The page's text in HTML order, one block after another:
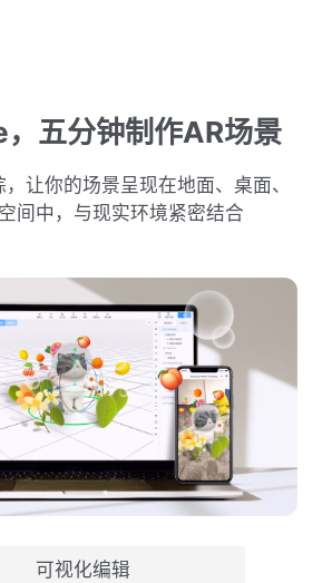
五分钟制作AR场景
让你的场景呈现在地面、桌面、
间中，与现实环境紧密结合
可视化编辑